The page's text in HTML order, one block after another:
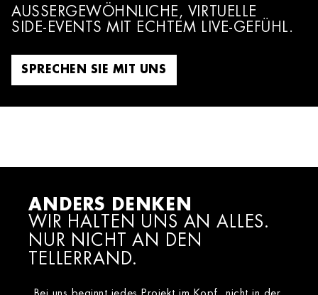
AUSSERGEWÖHNLICHE, VIRTUELLE
SIDE-EVENTS MIT ECHTEM LIVE-GEFÜHL.
SPRECHEN SIE MIT UNS
ANDERS DENKEN
WIR HALTEN UNS AN ALLES.
NUR NICHT AN DEN
TELLERRAND.